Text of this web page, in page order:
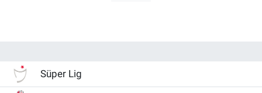
Süper Lig